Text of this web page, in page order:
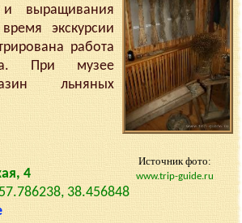
Источник фото:
www.trip-guide.ru
выращивания
экскурсии
работа
При музее
льняных
4
38.456848